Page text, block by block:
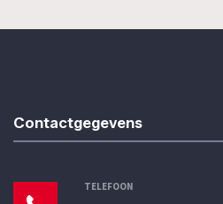
Contactgegevens
TELEFOON